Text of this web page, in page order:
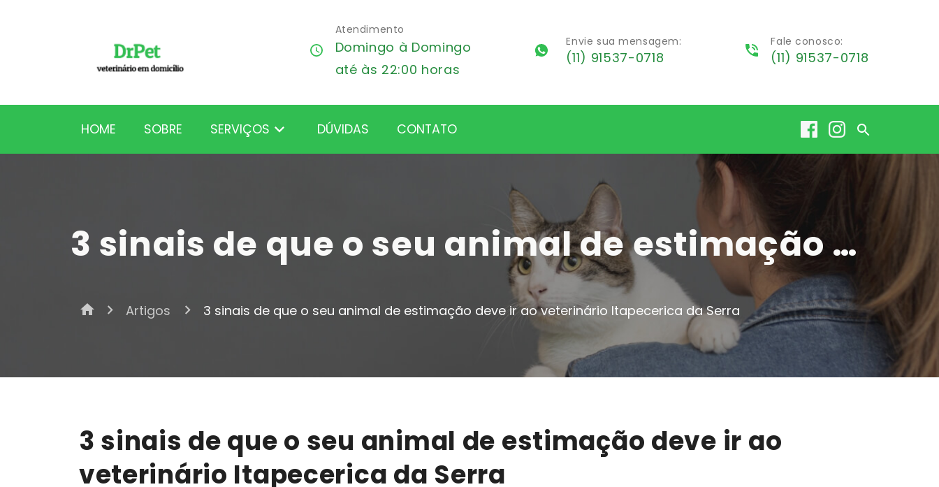
Atendimento
Domingo à Domingo
até às 22:00 horas
Envie sua mensagem:
(11) 91537-0718
Fale conosco:
(11) 91537-0718
HOME SOBRE SERVIÇOS DÚVIDAS CONTATO
3 sinais de que o seu animal de estimação deve ir ao veterinário Itapecerica da Serra
home Artigos 3 sinais de que o seu animal de estimação deve ir ao veterinário Itapecerica da Serra
3 sinais de que o seu animal de estimação deve ir ao
veterinário Itapecerica da Serra